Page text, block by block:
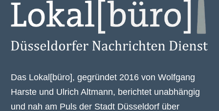
Das Lokal[büro], gegründet 2016 von Wolfgang
Harste und Ulrich Altmann, berichtet unabhängig
und nah am Puls der Stadt Düsseldorf über